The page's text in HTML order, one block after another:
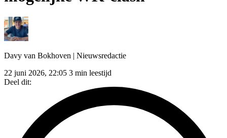
Davy van Bokhoven | Nieuwsredactie
22 juni 2026, 22:05 3 min leestijd
Deel dit: